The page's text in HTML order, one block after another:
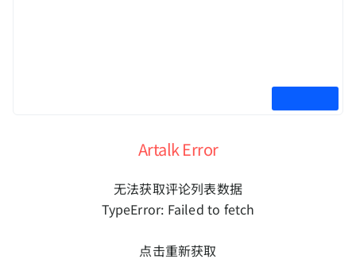
Artalk Error
无法获取评论列表数据
TypeError: Failed to fetch
点击重新获取